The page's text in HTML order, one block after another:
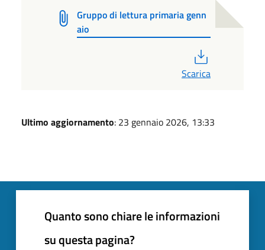
Gruppo di lettura primaria genn
aio
Scarica
Ultimo aggiornamento: 23 gennaio 2026, 13:33
Quanto sono chiare le informazioni
su questa pagina?